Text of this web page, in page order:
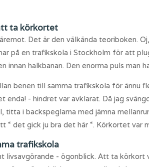
ta körkortet
Det är den välkända teoriboken.
på en trafikskola i Stockholm för att
halkbanan. Den enorma puls man
benen till samma trafikskola för ännu
- hindret var avklarat. Då jag
i backspeglarna med jämna
det gick ju bra det här “. Körkortet var
trafikskola
livsavgörande - ögonblick. Att ta körkort